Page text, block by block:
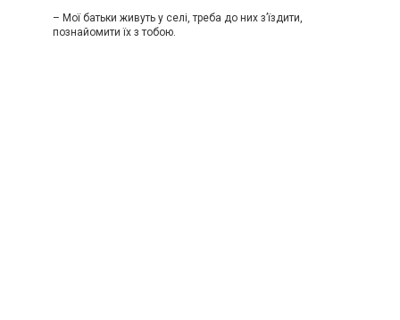
– Мої батьки живуть у селі, треба до них з’їздити,
познайомити їх з тобою.